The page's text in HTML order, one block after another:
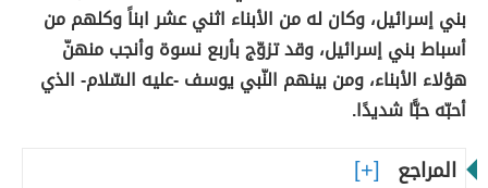
بني إسرائيل، وكان له من الأبناء اثني عشر ابناً وكلهم من
أسباط بني إسرائيل، وقد تزوّج بأربع نسوة وأنجب منهنّ
هؤلاء الأبناء، ومن بينهم النّبي يوسف -عليه السّلام- الذي
أحبّه حبًّا شديدًا.
المراجع